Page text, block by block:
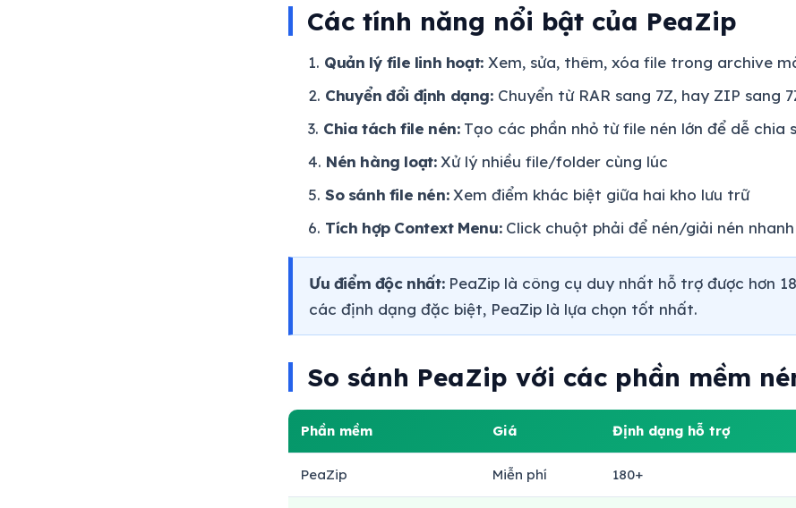
Các tính năng nổi bật của PeaZip
Quản lý file linh hoạt:Xem, sửa, thêm, xóa file trong archive
Chuyển đổi định dạng:Chuyển từ RAR sang 7Z, hay ZIP sang
Chia tách file nén:Tạo các phần nhỏ từ file nén lớn để dễ chia
Nén hàng loạt:Xử lý nhiều file/folder cùng lúc
So sánh file nén:Xem điểm khác biệt giữa hai kho lưu trữ
Tích hợp Context Menu:Click chuột phải để nén/giải nén nhanh
Ưu điểm độc nhất:PeaZip là công cụ duy nhất hỗ trợ được hơn
các định dạng đặc biệt, PeaZip là lựa chọn tốt nhất.
So sánh PeaZip với các phần mềm
Phần mềm Giá Định dạng hỗ trợ
PeaZip Miễn phí 180+